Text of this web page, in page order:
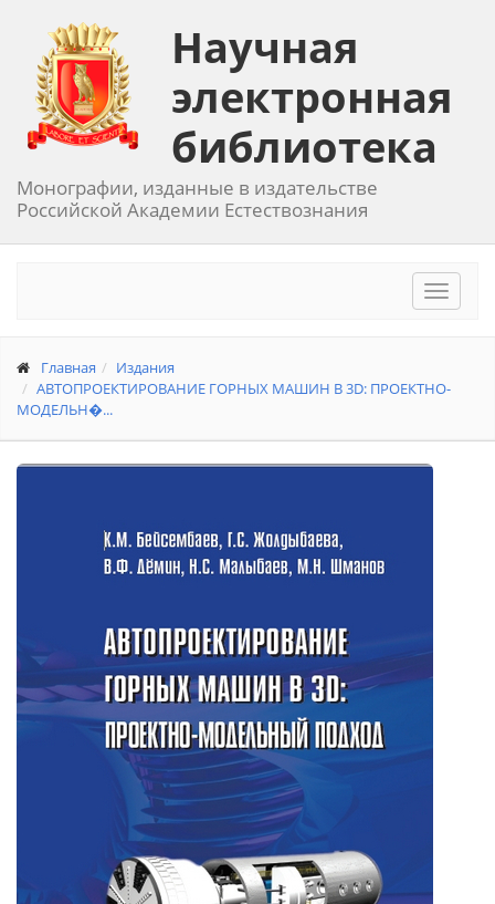
Научная
электронная
библиотека
Монографии, изданные в издательстве
Российской Академии Естествознания
Toggle
Главная
Издания
АВТОПРОЕКТИРОВАНИЕ ГОРНЫХ МАШИН В 3D: ПРОЕКТНО-
МОДЕЛЬН�...